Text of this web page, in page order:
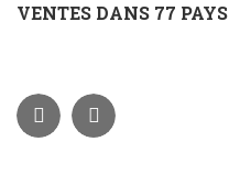
VENTES DANS 77 PAYS